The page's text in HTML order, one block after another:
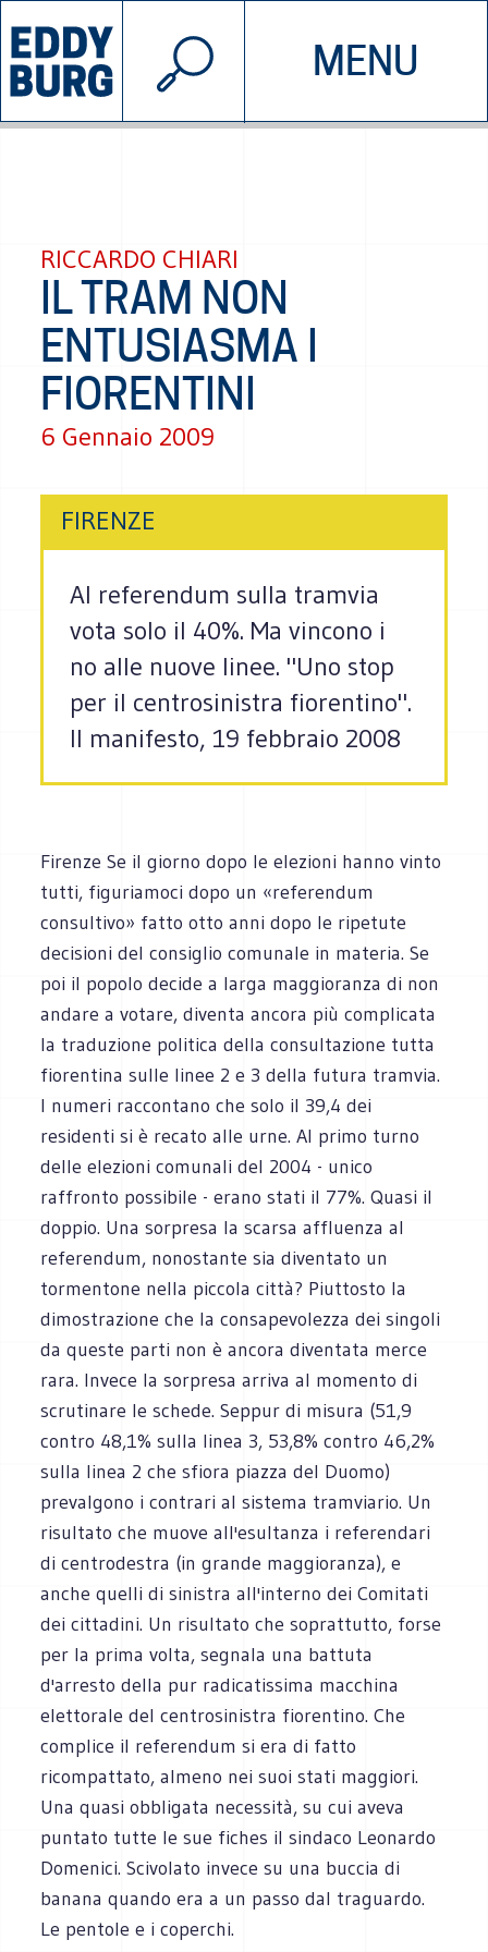
MENU
INIZIATIVE CHI SIAMO
© 2026 EDDYBURG
RICCARDO CHIARI
IL TRAM NON
ENTUSIASMA I
FIORENTINI
6 Gennaio 2009
FIRENZE
Al referendum sulla tramvia
vota solo il 40%. Ma vincono i
no alle nuove linee. "Uno stop
per il centrosinistra fiorentino".
Il manifesto, 19 febbraio 2008
Firenze Se il giorno dopo le elezioni hanno vinto
tutti, figuriamoci dopo un «referendum
consultivo» fatto otto anni dopo le ripetute
decisioni del consiglio comunale in materia. Se
poi il popolo decide a larga maggioranza di non
andare a votare, diventa ancora più complicata
la traduzione politica della consultazione tutta
fiorentina sulle linee 2 e 3 della futura tramvia.
I numeri raccontano che solo il 39,4 dei
residenti si è recato alle urne. Al primo turno
delle elezioni comunali del 2004 - unico
raffronto possibile - erano stati il 77%. Quasi il
doppio. Una sorpresa la scarsa affluenza al
referendum, nonostante sia diventato un
tormentone nella piccola città? Piuttosto la
dimostrazione che la consapevolezza dei singoli
da queste parti non è ancora diventata merce
rara. Invece la sorpresa arriva al momento di
scrutinare le schede. Seppur di misura (51,9
contro 48,1% sulla linea 3, 53,8% contro 46,2%
sulla linea 2 che sfiora piazza del Duomo)
prevalgono i contrari al sistema tramviario. Un
risultato che muove all'esultanza i referendari
di centrodestra (in grande maggioranza), e
anche quelli di sinistra all'interno dei Comitati
dei cittadini. Un risultato che soprattutto, forse
per la prima volta, segnala una battuta
d'arresto della pur radicatissima macchina
elettorale del centrosinistra fiorentino. Che
complice il referendum si era di fatto
ricompattato, almeno nei suoi stati maggiori.
Una quasi obbligata necessità, su cui aveva
puntato tutte le sue fiches il sindaco Leonardo
Domenici. Scivolato invece su una buccia di
banana quando era a un passo dal traguardo.
Le pentole e i coperchi.